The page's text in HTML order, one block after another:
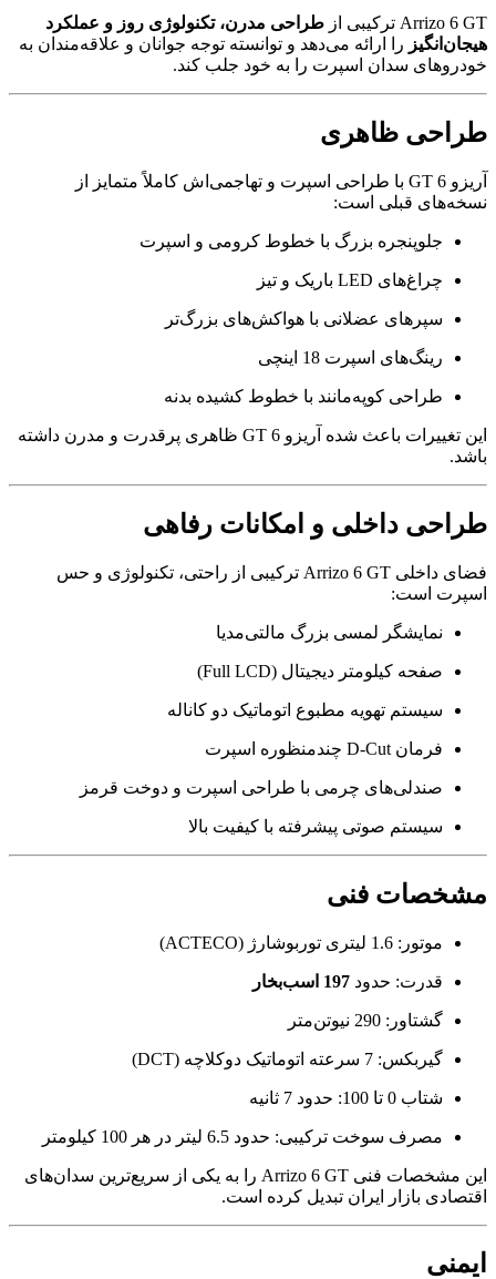
Arrizo 6 GT ترکیبی از
طراحی مدرن، تکنولوژی روز و عملکرد
هیجان‌انگیز را ارائه می‌دهد و توانسته توجه جوانان و علاقه‌مندان به
خودروهای سدان اسپرت را به خود جلب کند.
طراحی ظاهری
آریزو 6 GT با طراحی اسپرت و تهاجمی‌اش کاملاً متمایز از
نسخه‌های قبلی است:
جلوپنجره بزرگ با خطوط کرومی و اسپرت
چراغ‌های LED باریک و تیز
سپرهای عضلانی با هواکش‌های بزرگ‌تر
رینگ‌های اسپرت 18 اینچی
طراحی کوپه‌مانند با خطوط کشیده بدنه
این تغییرات باعث شده آریزو 6 GT ظاهری پرقدرت و مدرن داشته
باشد.
طراحی داخلی و امکانات رفاهی
فضای داخلی Arrizo 6 GT ترکیبی از راحتی، تکنولوژی و حس
اسپرت است:
نمایشگر لمسی بزرگ مالتی‌مدیا
صفحه کیلومتر دیجیتال (Full LCD)
سیستم تهویه مطبوع اتوماتیک دو کاناله
فرمان D-Cut چندمنظوره اسپرت
صندلی‌های چرمی با طراحی اسپرت و دوخت قرمز
سیستم صوتی پیشرفته با کیفیت بالا
مشخصات فنی
موتور: 1.6 لیتری توربوشارژ (ACTECO)
قدرت: حدود 197 اسب‌بخار
گشتاور: 290 نیوتن‌متر
گیربکس: 7 سرعته اتوماتیک دوکلاچه (DCT)
شتاب 0 تا 100: حدود 7 ثانیه
مصرف سوخت ترکیبی: حدود 6.5 لیتر در هر 100 کیلومتر
این مشخصات فنی Arrizo 6 GT را به یکی از سریع‌ترین سدان‌های
اقتصادی بازار ایران تبدیل کرده است.
ایمنی